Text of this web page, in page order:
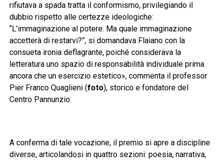
rifiutava a spada tratta il conformismo, privilegiando il
dubbio rispetto alle certezze ideologiche:
“L’immaginazione al potere. Ma quale immaginazione
accetterà di restarvi?”, si domandava Flaiano con la
consueta ironia deflagrante, poiché considerava la
letteratura uno spazio di responsabilità individuale prima
ancora che un esercizio estetico», commenta il professor
Pier Franco Quaglieni (foto), storico e fondatore del
Centro Pannunzio.
A conferma di tale vocazione, il premio si apre a discipline
diverse, articolandosi in quattro sezioni: poesia, narrativa,